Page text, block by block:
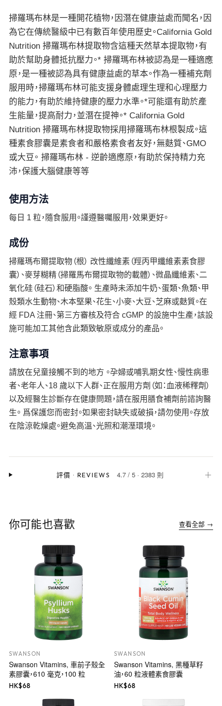
掃羅瑪布林是一種開花植物，因潛在健康益處而聞名，因
為它在傳統醫級中已有數百年使用歷史。California Gold
Nutrition 掃羅瑪布林提取物含這種天然草本提取物，有
助於幫助身體抵抗壓力。* 掃羅瑪布林被認為是一種適應
原，是一種被認為具有健康益處的草本。作為一種補充劑
服用時，掃羅瑪布林可能支援身體處理生理和心理壓力
的能力，有助於維持健康的壓力水準。*可能還有助於產
生能量，提高耐力，並潛在提神。* California Gold
Nutrition 掃羅瑪布林提取物採用掃羅瑪布林根製成。這
種素食膠囊是素食者和嚴格素食者友好，無麩質、GMO
或大豆。 掃羅瑪布林 - 逆齡適應原，有助於保持精力充
沛，保護大腦健康等等
使用方法
每日 1 粒，隨食服用。謹遵醫囑服用，效果更好。
成份
掃羅瑪布爾提取物（根） 改性纖維素（羥丙甲纖維素素食膠
囊）、麥芽糊精（掃羅馬布爾提取物的載體）、微晶纖維素、二
氧化硅（硅石）和硬脂酸。 生產時未添加牛奶、蛋類、魚類、甲
殼類水生動物、木本堅果、花生、小麥、大豆、芝麻或麩質。在
經 FDA 注冊、第三方審核及符合 cGMP 的設施中生產，該設
施可能加工其他含此類致敏原或成分的產品。
注意事項
請放在兒童接觸不到的地方 。孕婦或哺乳期女性、慢性病患
者、老年人、18 歲以下人群、正在服用方劑（如：血液稀釋劑）
以及經醫生診斷存在健康問題，請在服用膳食補劑前諮詢醫
生。 爲保護您而密封。如果密封缺失或破損，請勿使用。存放
在陰涼乾燥處。避免高溫、光照和潮溼環境。
評價 · REVIEWS 4.7 /5 ·2383 則 ＋
你可能也喜歡 查看全部 →
SWANSON
Swanson Vitamins, 車前子殼全
素膠囊，610 毫克，100 粒
HK$68
SWANSON
Swanson Vitamins, 黑種草籽
油，60 粒液體素食膠囊
HK$68